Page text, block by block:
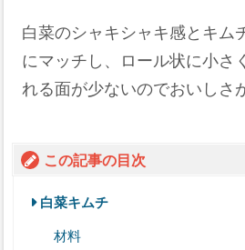
白菜のシャキシャキ感とキム
にマッチし、ロール状に小さ
れる面が少ないのでおいしさ
この記事の目次
白菜キムチ
材料